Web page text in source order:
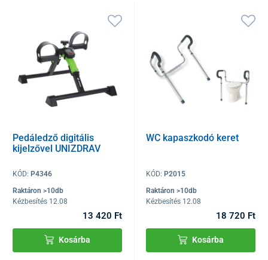
Pedáledző digitális
kijelzővel UNIZDRAV
KÓD: P4346
Raktáron >10db
Kézbesítés 12.08
13 420 Ft
Kosárba
WC kapaszkodó keret
KÓD: P2015
Raktáron >10db
Kézbesítés 12.08
18 720 Ft
Kosárba